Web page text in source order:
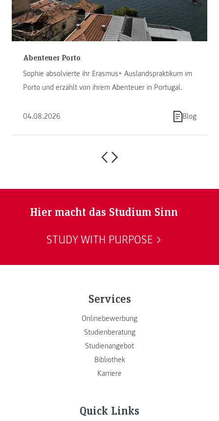
Abenteuer Porto
Sophie absolvierte ihr Erasmus+ Auslandspraktikum im
Porto und erzählt von ihrem Abenteuer in Portugal.
04.08.2026 Blog
Hier macht das Studium Sinn
STUDY WITH PURPOSE
Services
Onlinebewerbung
Studienberatung
Studienangebot
Bibliothek
Karriere
Quick Links